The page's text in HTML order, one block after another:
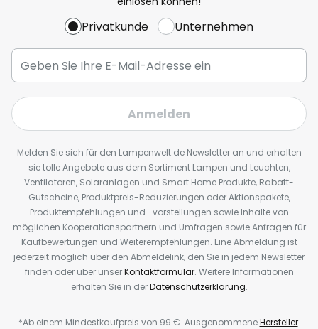
Privatkunde Unternehmen
Anmelden
Melden Sie sich für den Lampenwelt.de Newsletter an und erhalten
sie tolle Angebote aus dem Sortiment Lampen und Leuchten,
Ventilatoren, Solaranlagen und Smart Home Produkte, Rabatt-
Gutscheine, Produktpreis-Reduzierungen oder Aktionspakete,
Produktempfehlungen und -vorstellungen sowie Inhalte von
möglichen Kooperationspartnern und Umfragen sowie Anfragen für
Kaufbewertungen und Weiterempfehlungen. Eine Abmeldung ist
jederzeit möglich über den Abmeldelink, den Sie in jedem Newsletter
finden oder über unserKontaktformular. Weitere Informationen
erhalten Sie in derDatenschutzerklärung.
*Ab einem Mindestkaufpreis von 99 €. AusgenommeneHersteller.